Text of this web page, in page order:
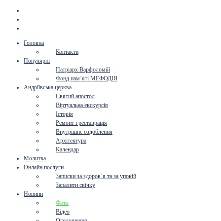
Головна
Контакти
Популярні
Патріарх Варфоломій
Фонд пам’яті МЕФОДІЯ
Андріївська церква
Святий апостол
Віртуальна екскурсія
Історія
Ремонт і реставрація
Внутрішнє оздоблення
Архітектура
Календар
Молитва
Онлайн послуги
Записки за здоров’я та за упокій
Запалити свічку
Новини
Фото
Відео